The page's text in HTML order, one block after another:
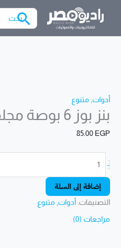
البحث
عن:
أدوات متنوع
بنز بوز 6 بوصة مجلفن
85.00 EGP
-
بوصة
مجلفن
إضافة إلى السلة
التصنيفات:أدوات, متنوع
مراجعات (0)